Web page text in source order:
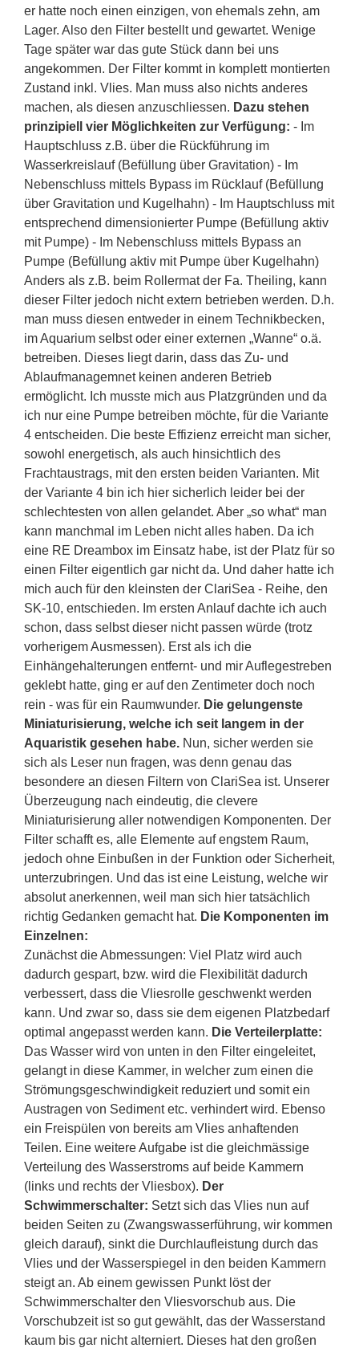
er hatte noch einen einzigen, von ehemals zehn, am
Lager. Also den Filter bestellt und gewartet. Wenige
Tage später war das gute Stück dann bei uns
angekommen. Der Filter kommt in komplett montierten
Zustand inkl. Vlies. Man muss also nichts anderes
machen, als diesen anzuschliessen. Dazu stehen
prinzipiell vier Möglichkeiten zur Verfügung: - Im
Hauptschluss z.B. über die Rückführung im
Wasserkreislauf (Befüllung über Gravitation) - Im
Nebenschluss mittels Bypass im Rücklauf (Befüllung
über Gravitation und Kugelhahn) - Im Hauptschluss mit
entsprechend dimensionierter Pumpe (Befüllung aktiv
mit Pumpe) - Im Nebenschluss mittels Bypass an
Pumpe (Befüllung aktiv mit Pumpe über Kugelhahn)
Anders als z.B. beim Rollermat der Fa. Theiling, kann
dieser Filter jedoch nicht extern betrieben werden. D.h.
man muss diesen entweder in einem Technikbecken,
im Aquarium selbst oder einer externen „Wanne“ o.ä.
betreiben. Dieses liegt darin, dass das Zu- und
Ablaufmanagemnet keinen anderen Betrieb
ermöglicht. Ich musste mich aus Platzgründen und da
ich nur eine Pumpe betreiben möchte, für die Variante
4 entscheiden. Die beste Effizienz erreicht man sicher,
sowohl energetisch, als auch hinsichtlich des
Frachtaustrags, mit den ersten beiden Varianten. Mit
der Variante 4 bin ich hier sicherlich leider bei der
schlechtesten von allen gelandet. Aber „so what“ man
kann manchmal im Leben nicht alles haben. Da ich
eine RE Dreambox im Einsatz habe, ist der Platz für so
einen Filter eigentlich gar nicht da. Und daher hatte ich
mich auch für den kleinsten der ClariSea - Reihe, den
SK-10, entschieden. Im ersten Anlauf dachte ich auch
schon, dass selbst dieser nicht passen würde (trotz
vorherigem Ausmessen). Erst als ich die
Einhängehalterungen entfernt- und mir Auflegestreben
geklebt hatte, ging er auf den Zentimeter doch noch
rein - was für ein Raumwunder. Die gelungenste
Miniaturisierung, welche ich seit langem in der
Aquaristik gesehen habe. Nun, sicher werden sie
sich als Leser nun fragen, was denn genau das
besondere an diesen Filtern von ClariSea ist. Unserer
Überzeugung nach eindeutig, die clevere
Miniaturisierung aller notwendigen Komponenten. Der
Filter schafft es, alle Elemente auf engstem Raum,
jedoch ohne Einbußen in der Funktion oder Sicherheit,
unterzubringen. Und das ist eine Leistung, welche wir
absolut anerkennen, weil man sich hier tatsächlich
richtig Gedanken gemacht hat. Die Komponenten im
Einzelnen:
Zunächst die Abmessungen: Viel Platz wird auch
dadurch gespart, bzw. wird die Flexibilität dadurch
verbessert, dass die Vliesrolle geschwenkt werden
kann. Und zwar so, dass sie dem eigenen Platzbedarf
optimal angepasst werden kann. Die Verteilerplatte:
Das Wasser wird von unten in den Filter eingeleitet,
gelangt in diese Kammer, in welcher zum einen die
Strömungsgeschwindigkeit reduziert und somit ein
Austragen von Sediment etc. verhindert wird. Ebenso
ein Freispülen von bereits am Vlies anhaftenden
Teilen. Eine weitere Aufgabe ist die gleichmässige
Verteilung des Wasserstroms auf beide Kammern
(links und rechts der Vliesbox). Der
Schwimmerschalter: Setzt sich das Vlies nun auf
beiden Seiten zu (Zwangswasserführung, wir kommen
gleich darauf), sinkt die Durchlaufleistung durch das
Vlies und der Wasserspiegel in den beiden Kammern
steigt an. Ab einem gewissen Punkt löst der
Schwimmerschalter den Vliesvorschub aus. Die
Vorschubzeit ist so gut gewählt, das der Wasserstand
kaum bis gar nicht alterniert. Dieses hat den großen